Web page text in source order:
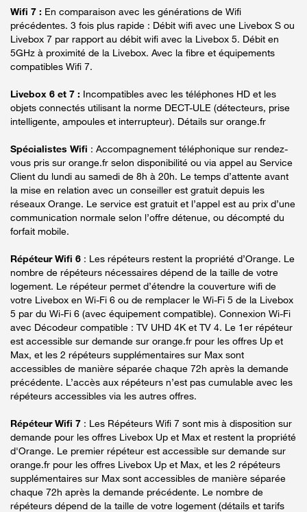
Wifi 7 : En comparaison avec les générations de Wifi
précédentes. 3 fois plus rapide : Débit wifi avec une Livebox S ou
Livebox 7 par rapport au débit wifi avec la Livebox 5. Débit en
5GHz à proximité de la Livebox. Avec la fibre et équipements
compatibles Wifi 7.
Livebox 6 et 7 : Incompatibles avec les téléphones HD et les
objets connectés utilisant la norme DECT-ULE (détecteurs, prise
intelligente, ampoules et interrupteur). Détails sur orange.fr
Spécialistes Wifi : Accompagnement téléphonique sur rendez-
vous pris sur orange.fr selon disponibilité ou via appel au Service
Client du lundi au samedi de 8h à 20h. Le temps d’attente avant
la mise en relation avec un conseiller est gratuit depuis les
réseaux Orange. Le service est gratuit et l’appel est au prix d’une
communication normale selon l’offre détenue, ou décompté du
forfait mobile.
Répéteur Wifi 6 : Les répéteurs restent la propriété d’Orange. Le
nombre de répéteurs nécessaires dépend de la taille de votre
logement. Le répéteur permet d’étendre la couverture wifi de
votre Livebox en Wi-Fi 6 ou de remplacer le Wi-Fi 5 de la Livebox
5 par du Wi-Fi 6 (avec équipement compatible). Connexion Wi-Fi
avec Décodeur compatible : TV UHD 4K et TV 4. Le 1er répéteur
est accessible sur demande sur orange.fr pour les offres Up et
Max, et les 2 répéteurs supplémentaires sur Max sont
accessibles de manière séparée chaque 72h après la demande
précédente. L’accès aux répéteurs n’est pas cumulable avec les
répéteurs accessibles via les autres offres.
Répéteur Wifi 7 : Les Répéteurs Wifi 7 sont mis à disposition sur
demande pour les offres Livebox Up et Max et restent la propriété
d'Orange. Le premier répéteur est accessible sur demande sur
orange.fr pour les offres Livebox Up et Max, et les 2 répéteurs
supplémentaires sur Max sont accessibles de manière séparée
chaque 72h après la demande précédente. Le nombre de
répéteurs dépend de la taille de votre logement (détails et tarifs